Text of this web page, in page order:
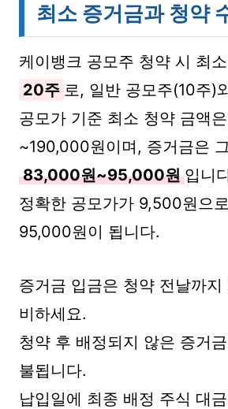
최소 증거금과 청약
케이뱅크 공모주 청약 시 최
20주 로, 일반 공모주(10주)
공모가 기준 최소 청약 금액
~190,000원이며, 증거금은
83,000원~95,000원 입니
정확한 공모가가 9,500원으
95,000원이 됩니다.
증거금 입금은 청약 전날까
비하세요.
청약 후 배정되지 않은 증거
불됩니다.
납입일에 최종 배정 주식 대